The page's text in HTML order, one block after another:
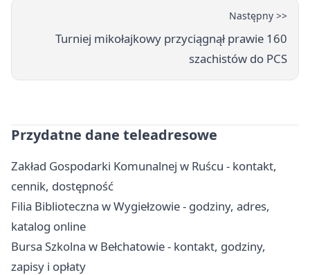
Następny >>
Turniej mikołajkowy przyciągnął prawie 160
szachistów do PCS
Przydatne dane teleadresowe
Zakład Gospodarki Komunalnej w Ruścu - kontakt,
cennik, dostępność
Filia Biblioteczna w Wygiełzowie - godziny, adres,
katalog online
Bursa Szkolna w Bełchatowie - kontakt, godziny,
zapisy i opłaty